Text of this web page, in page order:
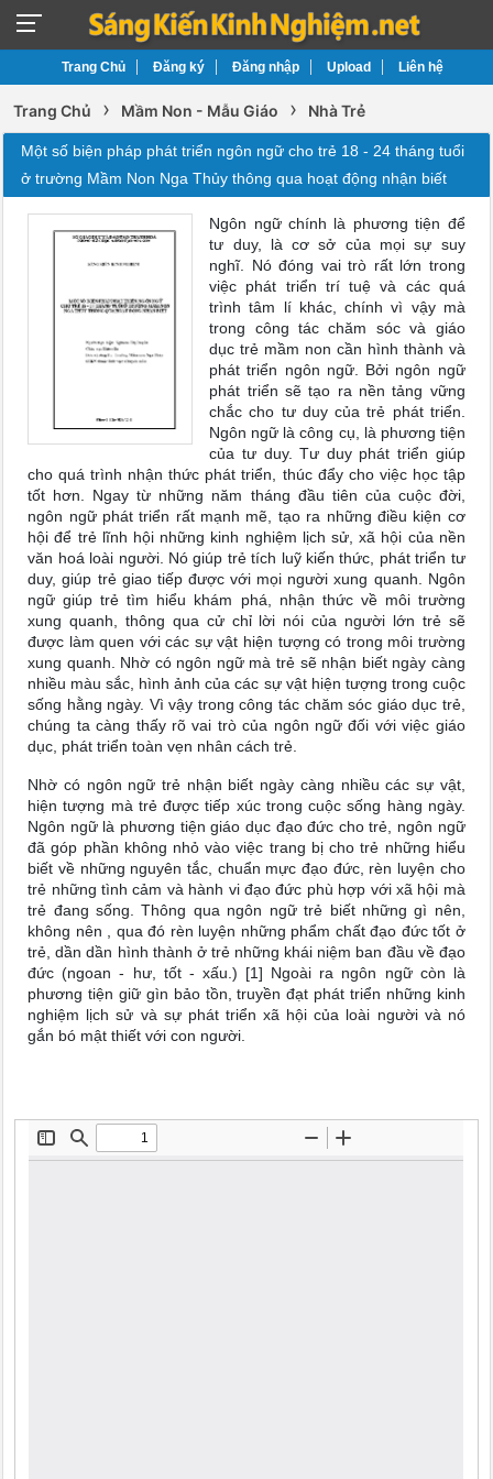
Trang Chủ Đăng ký Đăng nhập Upload Liên hệ
Trang Chủ › Mầm Non - Mẫu Giáo › Nhà Trẻ
Một số biện pháp phát triển ngôn ngữ cho trẻ 18 - 24 tháng tuổi
ở trường Mầm Non Nga Thủy thông qua hoạt động nhận biết
Ngôn ngữ chính là phương tiện để
tư duy, là cơ sở của mọi sự suy
nghĩ. Nó đóng vai trò rất lớn trong
việc phát triển trí tuệ và các quá
trình tâm lí khác, chính vì vậy mà
trong công tác chăm sóc và giáo
dục trẻ mầm non cần hình thành và
phát triển ngôn ngữ. Bởi ngôn ngữ
phát triển sẽ tạo ra nền tảng vững
chắc cho tư duy của trẻ phát triển.
Ngôn ngữ là công cụ, là phương tiện
của tư duy. Tư duy phát triển giúp
cho quá trình nhận thức phát triển, thúc đẩy cho việc học tập
tốt hơn. Ngay từ những năm tháng đầu tiên của cuộc đời,
ngôn ngữ phát triển rất mạnh mẽ, tạo ra những điều kiện cơ
hội để trẻ lĩnh hội những kinh nghiệm lịch sử, xã hội của nền
văn hoá loài người. Nó giúp trẻ tích luỹ kiến thức, phát triển tư
duy, giúp trẻ giao tiếp được với mọi người xung quanh. Ngôn
ngữ giúp trẻ tìm hiểu khám phá, nhận thức về môi trường
xung quanh, thông qua cử chỉ lời nói của người lớn trẻ sẽ
được làm quen với các sự vật hiện tượng có trong môi trường
xung quanh. Nhờ có ngôn ngữ mà trẻ sẽ nhận biết ngày càng
nhiều màu sắc, hình ảnh của các sự vật hiện tượng trong cuộc
sống hằng ngày. Vì vậy trong công tác chăm sóc giáo dục trẻ,
chúng ta càng thấy rõ vai trò của ngôn ngữ đối với việc giáo
dục, phát triển toàn vẹn nhân cách trẻ.
Nhờ có ngôn ngữ trẻ nhận biết ngày càng nhiều các sự vật,
hiện tượng mà trẻ được tiếp xúc trong cuộc sống hàng ngày.
Ngôn ngữ là phương tiện giáo dục đạo đức cho trẻ, ngôn ngữ
đã góp phần không nhỏ vào việc trang bị cho trẻ những hiểu
biết về những nguyên tắc, chuẩn mực đạo đức, rèn luyện cho
trẻ những tình cảm và hành vi đạo đức phù hợp với xã hội mà
trẻ đang sống. Thông qua ngôn ngữ trẻ biết những gì nên,
không nên , qua đó rèn luyện những phẩm chất đạo đức tốt ở
trẻ, dần dần hình thành ở trẻ những khái niệm ban đầu về đạo
đức (ngoan - hư, tốt - xấu.) [1] Ngoài ra ngôn ngữ còn là
phương tiện giữ gìn bảo tồn, truyền đạt phát triển những kinh
nghiệm lịch sử và sự phát triển xã hội của loài người và nó
gắn bó mật thiết với con người.